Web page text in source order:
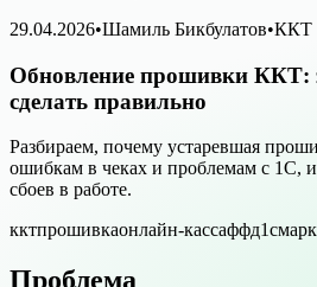
29.04.2026•Шамиль Бикбулатов•ККТ
Обновление прошивки ККТ:
сделать правильно
Разбираем, почему устаревшая
ошибкам в чеках и проблемам с 1С,
сбоев в работе.
кктпрошивкаонлайн-кассаффд1с
Проблема